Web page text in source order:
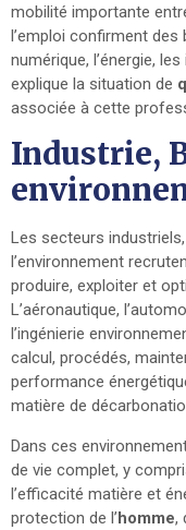
mobilité importante
l’emploi confirment des
numérique, l’énergie,
explique la situation de
associée à cette
Industrie,
Les secteurs
l’environnement
produire, exploiter et
L’aéronautique,
l’ingénierie
calcul, procédés,
performance
matière de
Dans ces
de vie complet, y
l’efficacité matière et
protection de l’homme,